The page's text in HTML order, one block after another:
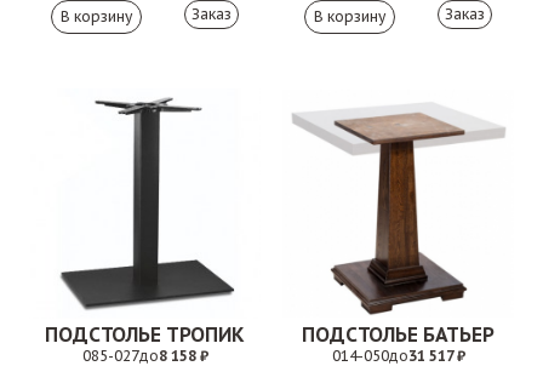
Заказ Заказ
ПОДСТОЛЬЕ ТРОПИК
085-027до8 158 ₽
ПОДСТОЛЬЕ БАТЬЕР
014-050до31 517 ₽